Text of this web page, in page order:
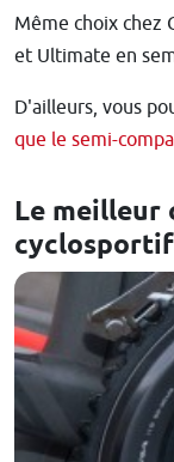
Même choix chez
et Ultimate en
D'ailleurs, vous
que le semi-
Le meilleur